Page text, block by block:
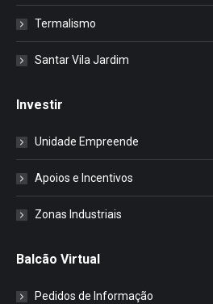
Termalismo
Santar Vila Jardim
Investir
Unidade Empreende
Apoios e Incentivos
Zonas Industriais
Balcão Virtual
Pedidos de Informação